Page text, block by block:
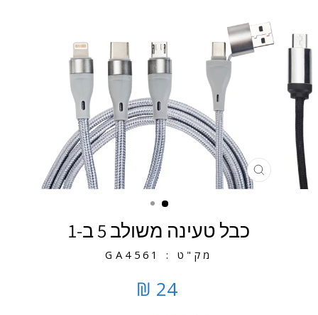
כבל טעינה משולב 5 ב-1
מק"ט : GA4561
24 ₪
סגירה